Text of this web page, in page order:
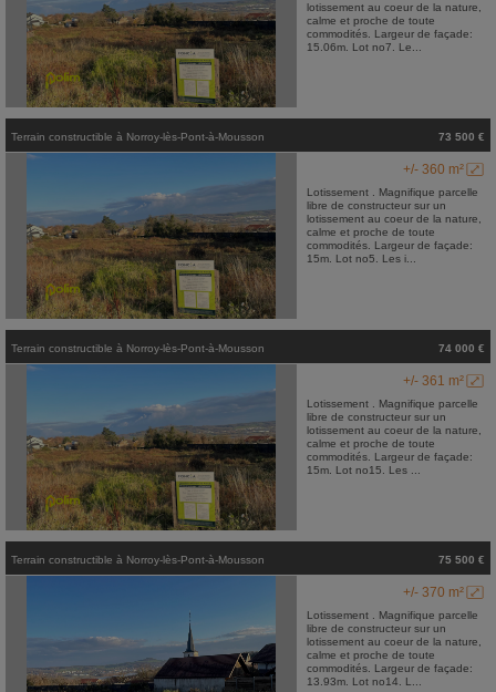
lotissement au coeur de la nature,
calme et proche de toute
commodités. Largeur de façade:
15.06m. Lot no7. Le...
Terrain constructible à Norroy-lès-Pont-à-Mousson 73 500 €
+/- 360 m²
Lotissement . Magnifique parcelle
libre de constructeur sur un
lotissement au coeur de la nature,
calme et proche de toute
commodités. Largeur de façade:
15m. Lot no5. Les i...
Terrain constructible à Norroy-lès-Pont-à-Mousson 74 000 €
+/- 361 m²
Lotissement . Magnifique parcelle
libre de constructeur sur un
lotissement au coeur de la nature,
calme et proche de toute
commodités. Largeur de façade:
15m. Lot no15. Les ...
Terrain constructible à Norroy-lès-Pont-à-Mousson 75 500 €
+/- 370 m²
Lotissement . Magnifique parcelle
libre de constructeur sur un
lotissement au coeur de la nature,
calme et proche de toute
commodités. Largeur de façade:
13.93m. Lot no14. L...